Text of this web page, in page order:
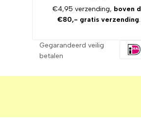
€4,95 verzending, boven
€80,- gratis verzending.
Gegarandeerd veilig
betalen